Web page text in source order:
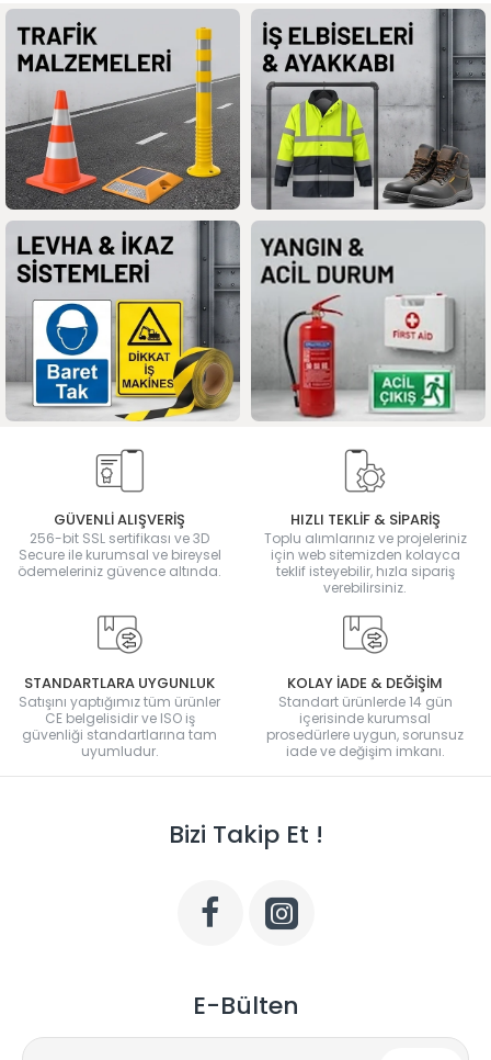
GÜVENLİ ALIŞVERİŞ
256-bit SSL sertifikası ve 3D
Secure ile kurumsal ve bireysel
ödemeleriniz güvence altında.
HIZLI TEKLİF & SİPARİŞ
Toplu alımlarınız ve projeleriniz
için web sitemizden kolayca
teklif isteyebilir, hızla sipariş
verebilirsiniz.
STANDARTLARA UYGUNLUK
Satışını yaptığımız tüm ürünler
CE belgelisidir ve ISO iş
güvenliği standartlarına tam
uyumludur.
KOLAY İADE & DEĞİŞİM
Standart ürünlerde 14 gün
içerisinde kurumsal
prosedürlere uygun, sorunsuz
iade ve değişim imkanı.
Bizi Takip Et !
E-Bülten